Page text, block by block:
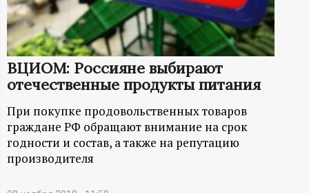
А
Й
Д
А
Н
-
ВЦИОМ: Россияне выбирают
отечественные продукты питания
При покупке продовольственных товаров
граждане РФ обращают внимание на срок
годности и состав, а также на репутацию
производителя